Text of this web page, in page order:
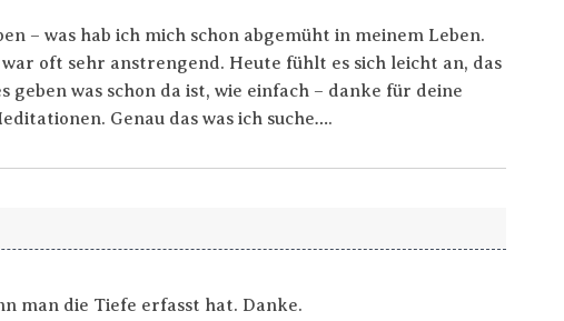
– was hab ich mich schon abgemüht in meinem Leben.
oft sehr anstrengend. Heute fühlt es sich leicht an, das
geben was schon da ist, wie einfach – danke für deine
Genau das was ich suche….
man die Tiefe erfasst hat. Danke.